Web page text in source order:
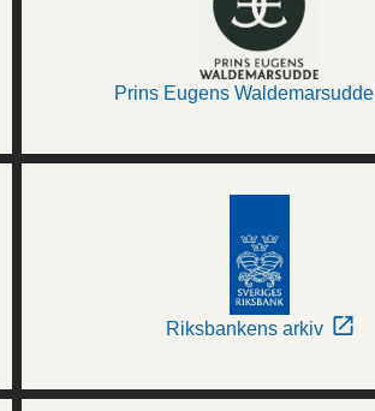
Prins Eugens Waldemarsudde
Riksbankens arkiv